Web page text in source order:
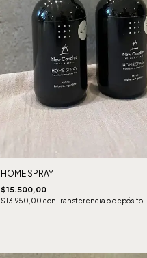
HOME SPRAY
$15.500,00
$13.950,00 con Transferencia o depósito